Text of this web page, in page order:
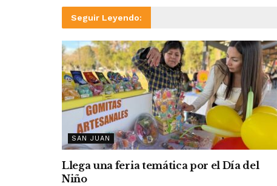
Seguir Leyendo:
SAN JUAN
Llega una feria temática por el Día del
Niño